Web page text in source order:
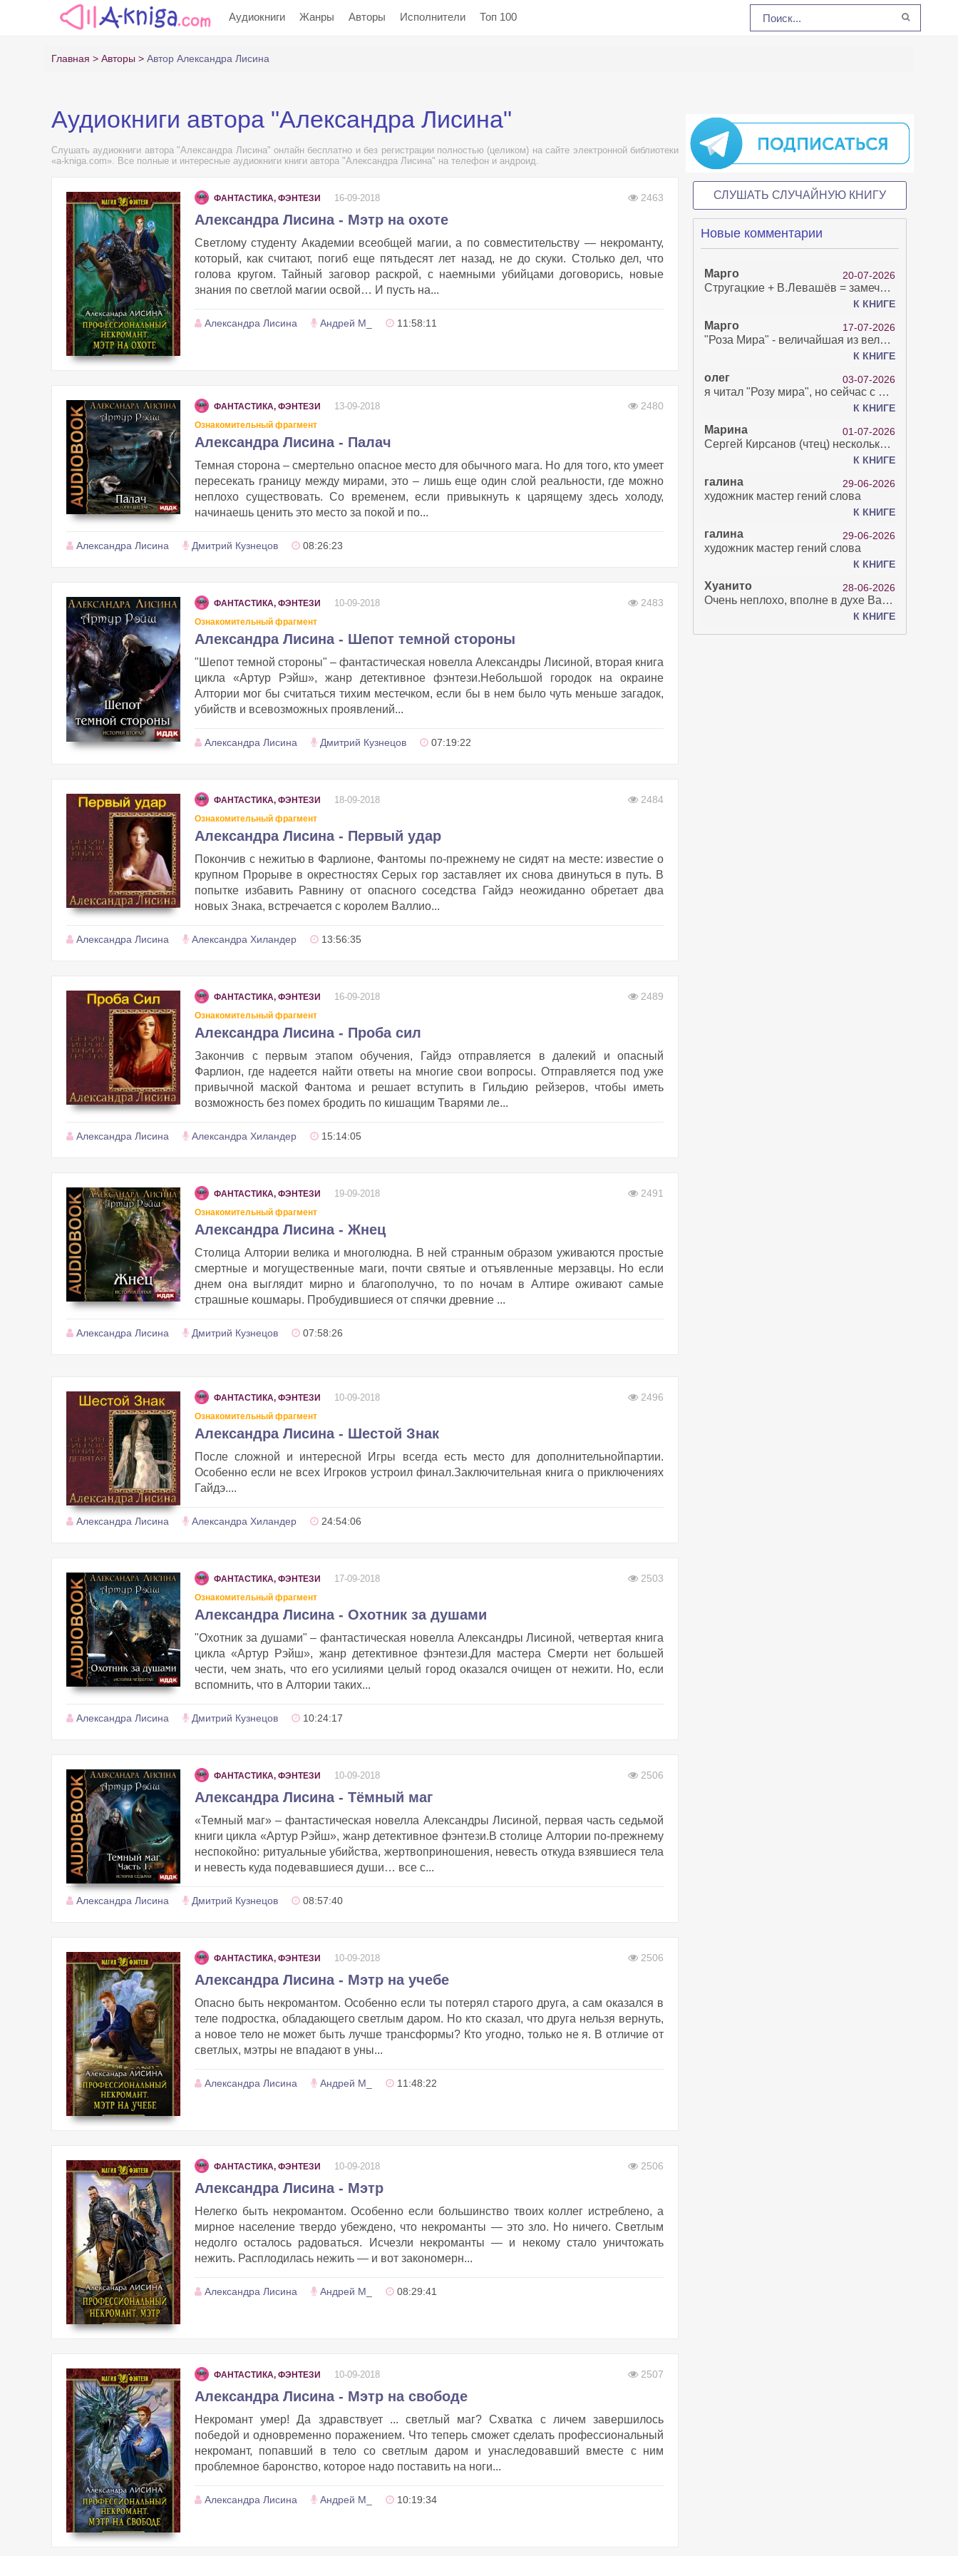
Аудиокниги Жанры Авторы Исполнители Топ 100
Главная Авторы Автор Александра Лисина
Аудиокниги автора "Александра Лисина"
Слушать аудиокниги автора "Александра Лисина" онлайн бесплатно и без регистрации полностью (целиком) на сайте электронной библиотеки
«a-kniga.com». Все полные и интересные аудиокниги книги автора "Александра Лисина" на телефон и андроид.
ФАНТАСТИКА, ФЭНТЕЗИ 16-09-2018 2463
Александра Лисина - Мэтр на охоте
Светлому студенту Академии всеобщей магии, а по совместительству — некроманту,
который, как считают, погиб еще пятьдесят лет назад, не до скуки. Столько дел, что
голова кругом. Тайный заговор раскрой, с наемными убийцами договорись, новые
знания по светлой магии освой… И пусть на...
Александра Лисина Андрей М_ 11:58:11
ФАНТАСТИКА, ФЭНТЕЗИ 13-09-2018 2480
Ознакомительный фрагмент
Александра Лисина - Палач
Темная сторона – смертельно опасное место для обычного мага. Но для того, кто умеет
пересекать границу между мирами, это – лишь еще один слой реальности, где можно
неплохо существовать. Со временем, если привыкнуть к царящему здесь холоду,
начинаешь ценить это место за покой и по...
Александра Лисина Дмитрий Кузнецов 08:26:23
ФАНТАСТИКА, ФЭНТЕЗИ 10-09-2018 2483
Ознакомительный фрагмент
Александра Лисина - Шепот темной стороны
"Шепот темной стороны" – фантастическая новелла Александры Лисиной, вторая книга
цикла «Артур Рэйш», жанр детективное фэнтези.Небольшой городок на окраине
Алтории мог бы считаться тихим местечком, если бы в нем было чуть меньше загадок,
убийств и всевозможных проявлений...
Александра Лисина Дмитрий Кузнецов 07:19:22
ФАНТАСТИКА, ФЭНТЕЗИ 18-09-2018 2484
Ознакомительный фрагмент
Александра Лисина - Первый удар
Покончив с нежитью в Фарлионе, Фантомы по-прежнему не сидят на месте: известие о
крупном Прорыве в окрестностях Серых гор заставляет их снова двинуться в путь. В
попытке избавить Равнину от опасного соседства Гайдэ неожиданно обретает два
новых Знака, встречается с королем Валлио...
Александра Лисина Александра Хиландер 13:56:35
ФАНТАСТИКА, ФЭНТЕЗИ 16-09-2018 2489
Ознакомительный фрагмент
Александра Лисина - Проба сил
Закончив с первым этапом обучения, Гайдэ отправляется в далекий и опасный
Фарлион, где надеется найти ответы на многие свои вопросы. Отправляется под уже
привычной маской Фантома и решает вступить в Гильдию рейзеров, чтобы иметь
возможность без помех бродить по кишащим Тварями ле...
Александра Лисина Александра Хиландер 15:14:05
ФАНТАСТИКА, ФЭНТЕЗИ 19-09-2018 2491
Ознакомительный фрагмент
Александра Лисина - Жнец
Столица Алтории велика и многолюдна. В ней странным образом уживаются простые
смертные и могущественные маги, почти святые и отъявленные мерзавцы. Но если
днем она выглядит мирно и благополучно, то по ночам в Алтире оживают самые
страшные кошмары. Пробудившиеся от спячки древние ...
Александра Лисина Дмитрий Кузнецов 07:58:26
ФАНТАСТИКА, ФЭНТЕЗИ 10-09-2018 2496
Ознакомительный фрагмент
Александра Лисина - Шестой Знак
После сложной и интересной Игры всегда есть место для дополнительнойпартии.
Особенно если не всех Игроков устроил финал.Заключительная книга о приключениях
Гайдэ....
Александра Лисина Александра Хиландер 24:54:06
ФАНТАСТИКА, ФЭНТЕЗИ 17-09-2018 2503
Ознакомительный фрагмент
Александра Лисина - Охотник за душами
"Охотник за душами" – фантастическая новелла Александры Лисиной, четвертая книга
цикла «Артур Рэйш», жанр детективное фэнтези.Для мастера Смерти нет большей
чести, чем знать, что его усилиями целый город оказался очищен от нежити. Но, если
вспомнить, что в Алтории таких...
Александра Лисина Дмитрий Кузнецов 10:24:17
ФАНТАСТИКА, ФЭНТЕЗИ 10-09-2018 2506
Александра Лисина - Тёмный маг
«Темный маг» – фантастическая новелла Александры Лисиной, первая часть седьмой
книги цикла «Артур Рэйш», жанр детективное фэнтези.В столице Алтории по-прежнему
неспокойно: ритуальные убийства, жертвоприношения, невесть откуда взявшиеся тела
и невесть куда подевавшиеся души… все с...
Александра Лисина Дмитрий Кузнецов 08:57:40
ФАНТАСТИКА, ФЭНТЕЗИ 10-09-2018 2506
Александра Лисина - Мэтр на учебе
Опасно быть некромантом. Особенно если ты потерял старого друга, а сам оказался в
теле подростка, обладающего светлым даром. Но кто сказал, что друга нельзя вернуть,
а новое тело не может быть лучше трансформы? Кто угодно, только не я. В отличие от
светлых, мэтры не впадают в уны...
Александра Лисина Андрей М_ 11:48:22
ФАНТАСТИКА, ФЭНТЕЗИ 10-09-2018 2506
Александра Лисина - Мэтр
Нелегко быть некромантом. Особенно если большинство твоих коллег истреблено, а
мирное население твердо убеждено, что некроманты — это зло. Но ничего. Светлым
недолго осталось радоваться. Исчезли некроманты — и некому стало уничтожать
нежить. Расплодилась нежить — и вот закономерн...
Александра Лисина Андрей М_ 08:29:41
ФАНТАСТИКА, ФЭНТЕЗИ 10-09-2018 2507
Александра Лисина - Мэтр на свободе
Некромант умер! Да здравствует ... светлый маг? Схватка с личем завершилось
победой и одновременно поражением. Что теперь сможет сделать профессиональный
некромант, попавший в тело со светлым даром и унаследовавший вместе с ним
проблемное баронство, которое надо поставить на ноги...
Александра Лисина Андрей М_ 10:19:34
СЛУШАТЬ СЛУЧАЙНУЮ КНИГУ
Новые комментарии
Марго 20-07-2026
Стругацкие + В.Левашёв = замечательно!
К КНИГЕ
Марго 17-07-2026
"Роза Мира" - величайшая из великих Книг - она отвечает на все вопросы, прочитать её нелегко...
К КНИГЕ
олег 03-07-2026
я читал "Розу мира", но сейчас с возрастом зрение рухнуло. Но хочется ещё почитать. Просто захватывает. Хорошо, что есть А КНИГА. Спасибо за вашу работу.
К КНИГЕ
Марина 01-07-2026
Сергей Кирсанов (чтец) несколько раз рыгнул в микрофон. В наушниках это было хорошо слышно и сильно неприятно. Я понимаю, что это бесплатная аудиокнига, но не до такой же степени наплевать на слушателя..
К КНИГЕ
галина 29-06-2026
художник мастер гений слова
К КНИГЕ
галина 29-06-2026
художник мастер гений слова
К КНИГЕ
Хуанито 28-06-2026
Очень неплохо, вполне в духе Варго!)
К КНИГЕ